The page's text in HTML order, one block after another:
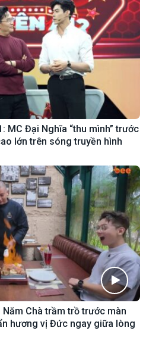
MC Đại Nghĩa “thu mình” trước
lớn trên sóng truyền hình
Năm Chà trầm trồ trước màn
hương vị Đức ngay giữa lòng